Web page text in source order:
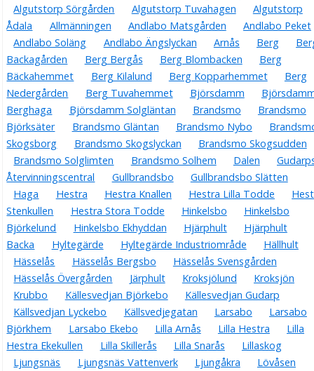
Algutstorp Sörgården
Algutstorp Tuvahagen
Algutstorp
Ådala
Allmänningen Andlabo Matsgården
Andlabo Peket
Andlabo Soläng
Andlabo Ängslyckan Arnås Berg
Backagården
Berg Bergås Berg Blombacken
Berg
Bäckahemmet
Berg Kilalund Berg Kopparhemmet
Berg
Nedergården
Berg Tuvahemmet Björsdamm
Berghaga
Björsdamm Solgläntan Brandsmo
Brandsmo
Björksäter
Brandsmo Gläntan Brandsmo Nybo
Skogsborg
Brandsmo Skogslyckan
Brandsmo Skogsudden
Brandsmo Solglimten
Brandsmo Solhem Dalen
Återvinningscentral
Gullbrandsbo
Gullbrandsbo Slätten
Haga
Hestra Hestra Knallen Hestra Lilla Todde
Stenkullen
Hestra Stora Todde Hinkelsbo
Hinkelsbo
Björkelund
Hinkelsbo Ekhyddan Hjärphult
Hjärphult
Backa
Hyltegärde Hyltegärde Industriområde
Hällhult
Hässelås
Hässelås Bergsbo
Hässelås Svensgården
Hässelås Övergården
Järphult Kroksjölund
Kroksjön
Krubbo
Källesvedjan Björkebo
Källesvedjan Gudarp
Källsvedjan Lyckebo
Källsvedjegatan Larsabo
Larsabo
Björkhem
Larsabo Ekebo Lilla Arnås Lilla Hestra
Lilla
Hestra Ekekullen
Lilla Skillerås Lilla Snarås
Lillaskog
Ljungsnäs
Ljungsnäs Vattenverk Ljungåkra
Lövåsen